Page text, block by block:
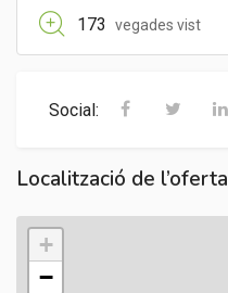
173 vegades vist
Social:
Localització de l’oferta
+
−